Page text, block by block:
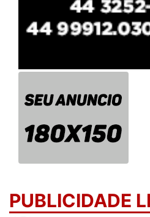
PUBLICIDADE